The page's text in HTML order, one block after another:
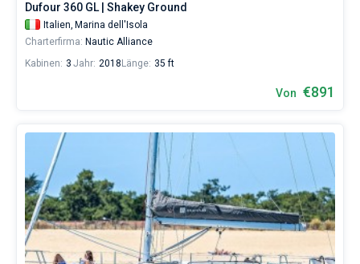
Punta
Asfodeli
Dufour 360 GL | Shakey Ground
Italien, Marina dell'Isola
Charterfirma: Nautic Alliance
Kabinen: 3 Jahr: 2018 Länge: 35 ft
Von €891